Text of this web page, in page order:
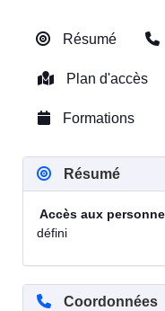
Résumé
Plan d'accès
Formations
Résumé
Accès aux
défini
Coordonnées